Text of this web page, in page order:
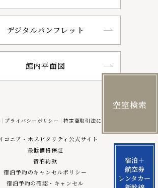
宿泊＋
航空券
レンタカー
空室検索
デジタルパンフレット
館内平面図
プライバシーポリシー 特定商取引法に基づく表記
コニア・ホスピタリティ公式サイト
最低価格保証
宿泊約款
宿泊予約のキャンセルポリシー
宿泊予約の確認・キャンセル